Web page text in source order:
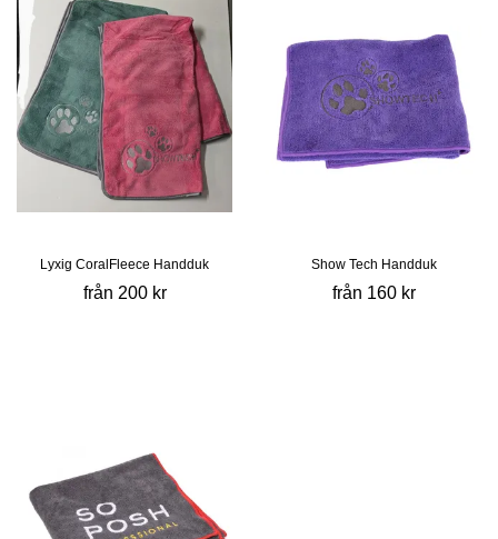
Lyxig CoralFleece Handduk
från 200 kr
Show Tech Handduk
från 160 kr